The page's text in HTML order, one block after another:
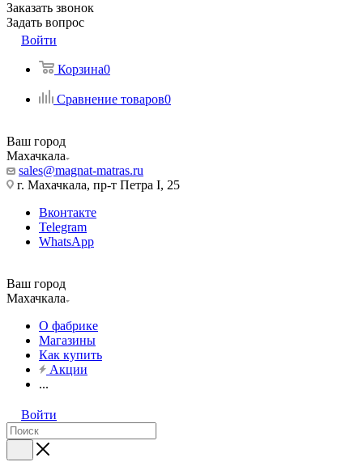
Заказать звонок
Задать вопрос
Войти
Корзина0
Сравнение товаров0
Ваш город
Махачкала
sales@magnat-matras.ru
г. Махачкала, пр-т Петра I, 25
Вконтакте
Telegram
WhatsApp
Ваш город
Махачкала
О фабрике
Магазины
Как купить
Акции
...
Войти